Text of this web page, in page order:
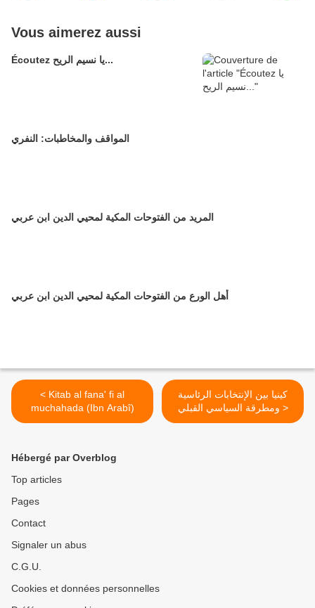
Vous aimerez aussi
Écoutez يا نسيم الريح...
المواقف والمخاطبات: النفري
المريد من الفتوحات المكية لمحيي الدين ابن عربي
أهل الورع من الفتوحات المكية لمحيي الدين ابن عربي
< Kitab al fana' fi al
muchahada (Ibn Arabî)
كينيا بين الإنتخابات الرئاسية
ومطرقة السياسي القبلي >
Hébergé par Overblog
Top articles
Pages
Contact
Signaler un abus
C.G.U.
Cookies et données personnelles